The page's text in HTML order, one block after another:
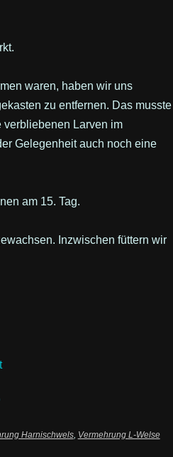
waren, haben wir uns
zu entfernen. Das musste
verbliebenen Larven im
Gelegenheit auch noch eine
am 15. Tag.
Inzwischen füttern wir
Harnischwels, Vermehrung L-Welse